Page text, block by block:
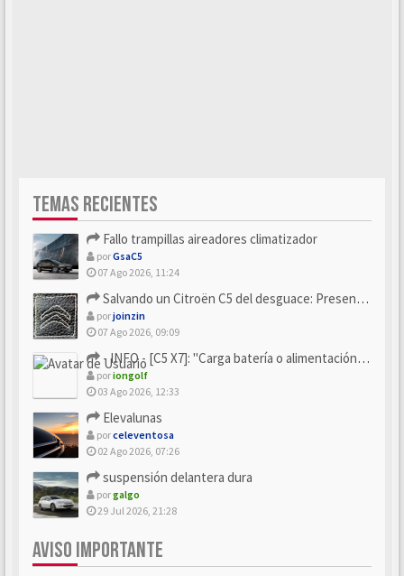
TEMAS RECIENTES
Fallo trampillas aireadores climatizador
porGsaC5
07 Ago 2026, 11:24
Salvando un Citroën C5 del desguace: Presentación y seguimiento
porjoinzin
07 Ago 2026, 09:09
- INFO - [C5 X7]: "Carga batería o alimentación eléctri...
poriongolf
03 Ago 2026, 12:33
Elevalunas
porceleventosa
02 Ago 2026, 07:26
suspensión delantera dura
porgalgo
29 Jul 2026, 21:28
AVISO IMPORTANTE